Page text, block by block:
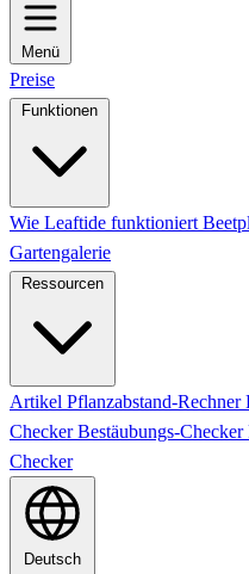
Menü
Preise
Funktionen
Wie Leaftide funktioniert
Gartengalerie
Ressourcen
Artikel Pflanzabstand-Rechner
CheckerBestäubungs-Checker
Checker
Deutsch